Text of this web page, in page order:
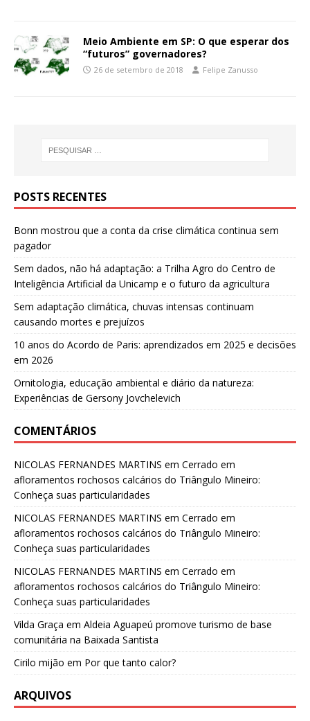
Meio Ambiente em SP: O que esperar dos
“futuros” governadores?
26 de setembro de 2018 Felipe Zanusso
POSTS RECENTES
Bonn mostrou que a conta da crise climática continua sem
pagador
Sem dados, não há adaptação: a Trilha Agro do Centro de
Inteligência Artificial da Unicamp e o futuro da agricultura
Sem adaptação climática, chuvas intensas continuam
causando mortes e prejuízos
10 anos do Acordo de Paris: aprendizados em 2025 e decisões
em 2026
Ornitologia, educação ambiental e diário da natureza:
Experiências de Gersony Jovchelevich
COMENTÁRIOS
NICOLAS FERNANDES MARTINS em Cerrado em
afloramentos rochosos calcários do Triângulo Mineiro:
Conheça suas particularidades
NICOLAS FERNANDES MARTINS em Cerrado em
afloramentos rochosos calcários do Triângulo Mineiro:
Conheça suas particularidades
NICOLAS FERNANDES MARTINS em Cerrado em
afloramentos rochosos calcários do Triângulo Mineiro:
Conheça suas particularidades
Vilda Graça em Aldeia Aguapeú promove turismo de base
comunitária na Baixada Santista
Cirilo mijão em Por que tanto calor?
ARQUIVOS